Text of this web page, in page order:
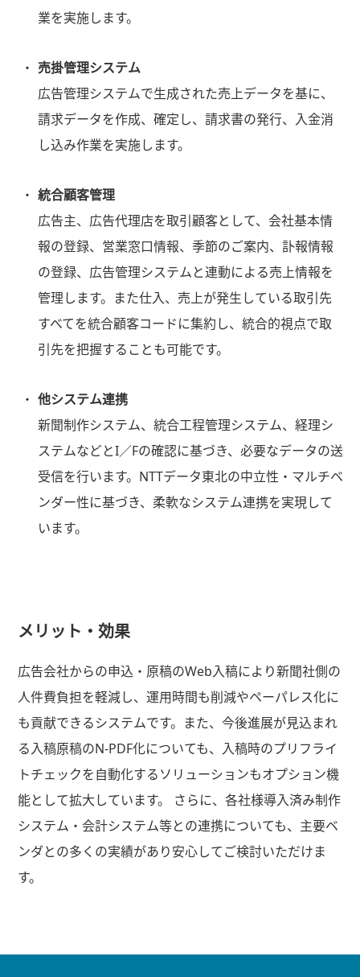
業を実施します。
売掛管理システム
広告管理システムで生成された売上データを基に、
請求データを作成、確定し、請求書の発行、入金消
し込み作業を実施します。
統合顧客管理
広告主、広告代理店を取引顧客として、会社基本情
報の登録、営業窓口情報、季節のご案内、訃報情報
の登録、広告管理システムと連動による売上情報を
管理します。また仕入、売上が発生している取引先
すべてを統合顧客コードに集約し、統合的視点で取
引先を把握することも可能です。
他システム連携
新聞制作システム、統合工程管理システム、経理シ
ステムなどとI／Fの確認に基づき、必要なデータの送
受信を行います。NTTデータ東北の中立性・マルチベ
ンダー性に基づき、柔軟なシステム連携を実現して
います。
メリット・効果
広告会社からの申込・原稿のWeb入稿により新聞社側の
人件費負担を軽減し、運用時間も削減やペーパレス化に
も貢献できるシステムです。また、今後進展が見込まれ
る入稿原稿のN-PDF化についても、入稿時のプリフライ
トチェックを自動化するソリューションもオプション機
能として拡大しています。 さらに、各社様導入済み制作
システム・会計システム等との連携についても、主要ベ
ンダとの多くの実績があり安心してご検討いただけま
す。